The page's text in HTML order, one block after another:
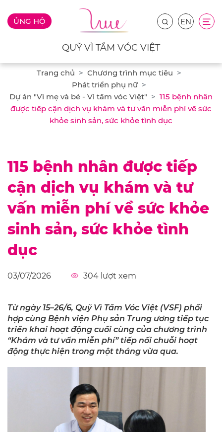
ỦNG HỘ EN
QUỸ VÌ TẦM VÓC VIỆT
Trang chủ
Chương trình mục tiêu
Phát triển phụ nữ
Dự án "Vì mẹ và bé - Vì tầm vóc Việt"
115 bệnh nhân
được tiếp cận dịch vụ khám và tư vấn miễn phí về sức
khỏe sinh sản, sức khỏe tình dục
115 bệnh nhân được tiếp
cận dịch vụ khám và tư
vấn miễn phí về sức khỏe
sinh sản, sức khỏe tình
dục
03/07/2026 304 lượt xem
Từ ngày 15–26/6, Quỹ Vì Tầm Vóc Việt (VSF) phối
hợp cùng Bệnh viện Phụ sản Trung ương tiếp tục
triển khai hoạt động cuối cùng của chương trình
“Khám và tư vấn miễn phí” tiếp nối chuỗi hoạt
động thực hiện trong một tháng vừa qua.